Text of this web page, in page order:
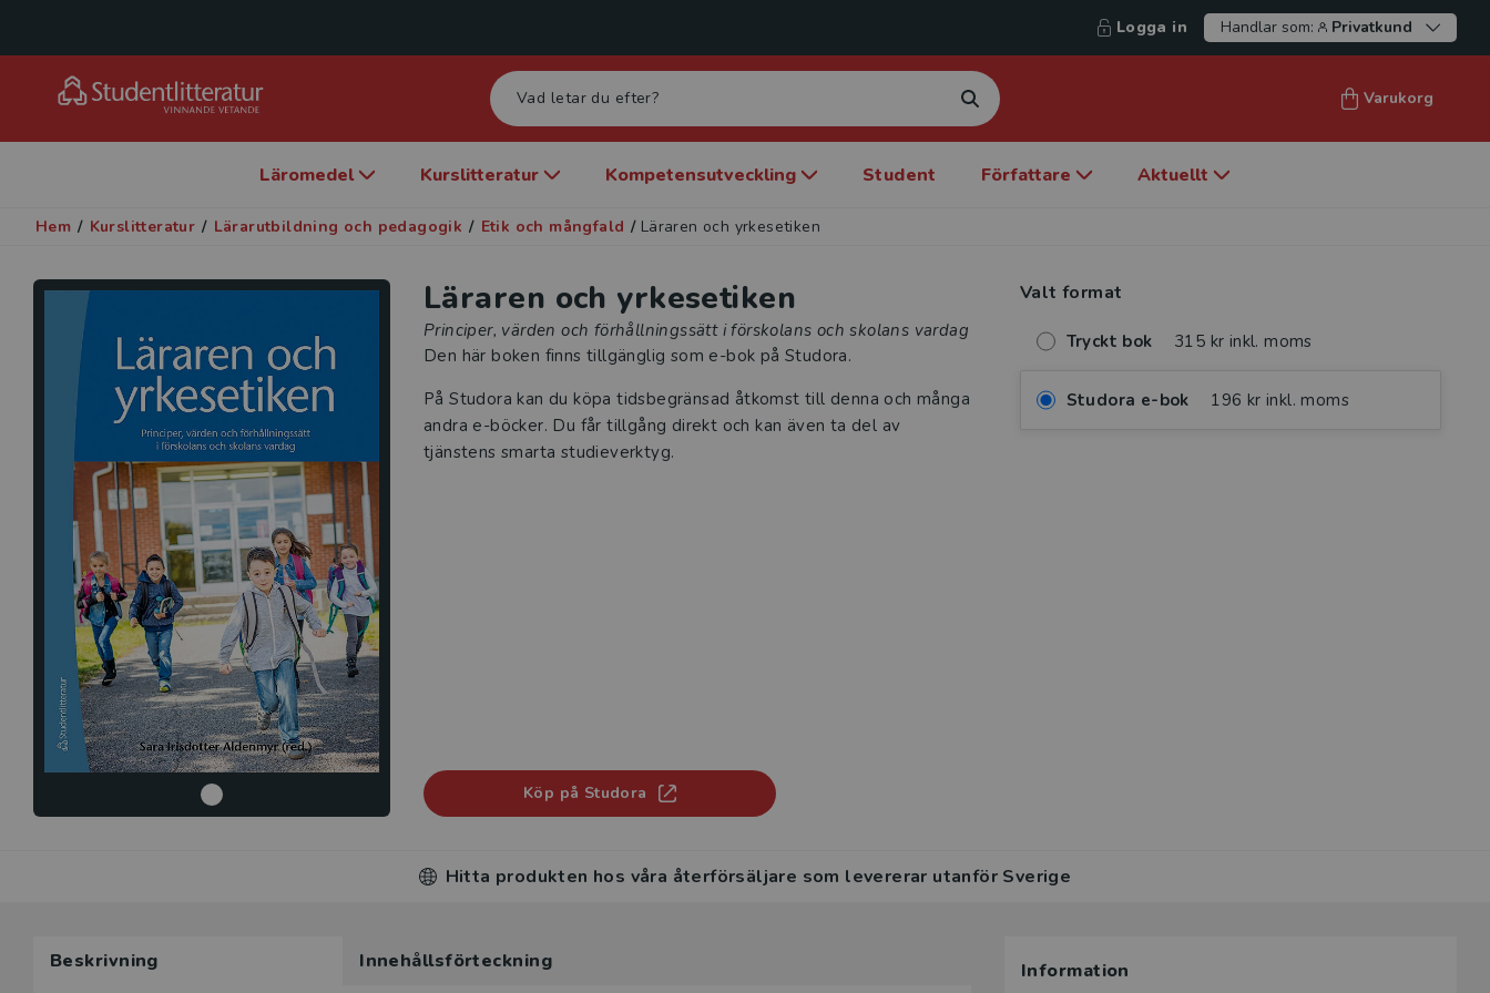
Logga in Handlar som: Privatkund
Varukorg
Läromedel Kurslitteratur Kompetensutveckling Student Författare Aktuellt
Hem / Kurslitteratur / Lärarutbildning och pedagogik / Etik och mångfald / Läraren och yrkesetiken
Läraren och yrkesetiken
Principer, värden och förhållningssätt i förskolans och skolans vardag
Den här boken finns tillgänglig som e-bok på Studora.
På Studora kan du köpa tidsbegränsad åtkomst till denna och många
andra e-böcker. Du får tillgång direkt och kan även ta del av
tjänstens smarta studieverktyg.
Köp på Studora
Valt format
Tryckt bok 315 kr inkl. moms
Studora e-bok 196 kr inkl. moms
Hitta produkten hos våra återförsäljare som levererar utanför Sverige
Beskrivning Innehållsförteckning Information